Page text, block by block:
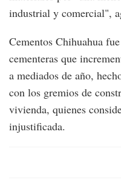
industrial y comercial",
Cementos Chihuahua
cementeras que
a mediados de año,
con los gremios de
vivienda, quienes
injustificada.